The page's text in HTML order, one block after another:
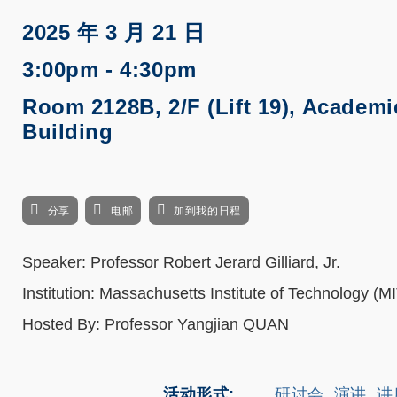
2025 年 3 月 21 日
3:00pm - 4:30pm
Room 2128B, 2/F (Lift 19),
Building
分享 电邮 加到我的日程
Speaker: Professor Robert Jerard Gilliard, Jr.
Institution: Massachusetts Institute of Technology
Hosted By: Professor Yangjian QUAN